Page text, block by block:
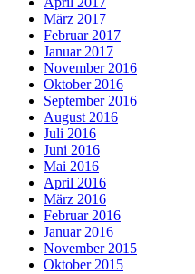
März 2017
Februar 2017
Januar 2017
November 2016
Oktober 2016
September 2016
August 2016
Juli 2016
Juni 2016
Mai 2016
April 2016
März 2016
Februar 2016
Januar 2016
November 2015
Oktober 2015